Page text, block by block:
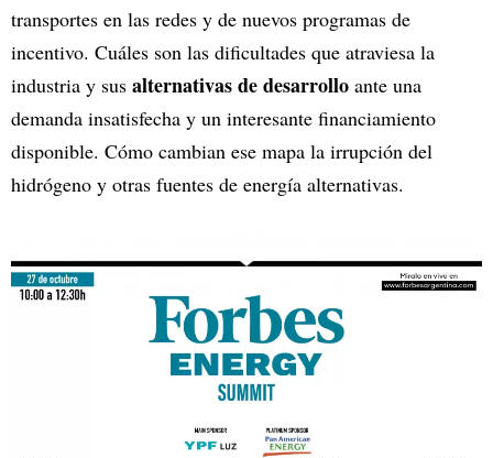
transportes en las redes y de nuevos programas de
incentivo. Cuáles son las dificultades que atraviesa la
industria y sus alternativas de desarrollo ante una
demanda insatisfecha y un interesante financiamiento
disponible. Cómo cambian ese mapa la irrupción del
hidrógeno y otras fuentes de energía alternativas.